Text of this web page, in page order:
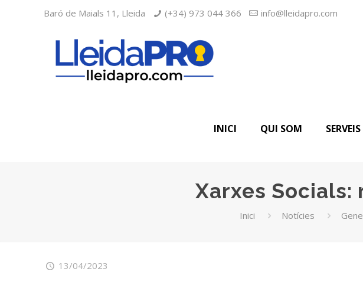
Baró de Maials 11, Lleida (+34) 973 044 366 info@lleidapro.com
INICI QUI SOM SERVEIS
Xarxes
Inici Notícies
13/04/2023